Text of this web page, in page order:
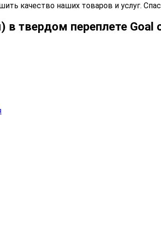
качество наших товаров и услуг.
твердом переплете Goal